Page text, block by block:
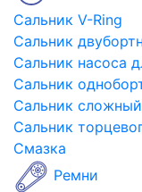
Сальник V-Ring
Сальник
Сальник насоса
Сальник
Сальник сложный
Сальник
Смазка
Ремни